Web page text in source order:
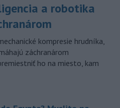
a robotika
kompresie hrudníka,
záchranárom
ho na miesto, kam